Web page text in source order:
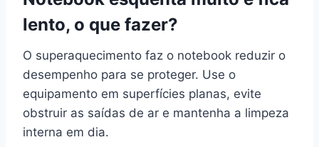
lento, o que fazer?
O superaquecimento faz o notebook reduzir o
desempenho para se proteger. Use o
equipamento em superfícies planas, evite
obstruir as saídas de ar e mantenha a limpeza
interna em dia.